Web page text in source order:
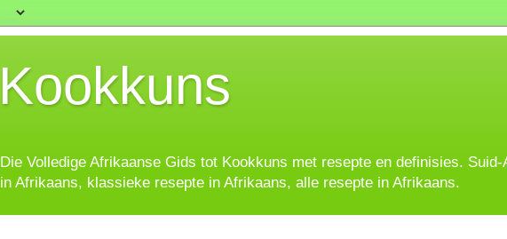
Kookkuns
Die Volledige Afrikaanse Gids tot Kookkuns met resepte en definisies.
in Afrikaans, klassieke resepte in Afrikaans, alle resepte in Afrikaans.